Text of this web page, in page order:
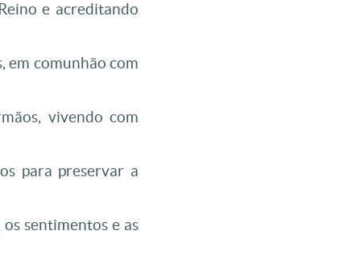
e acreditando
em comunhão com
vivendo com
para preservar a
sentimentos e as